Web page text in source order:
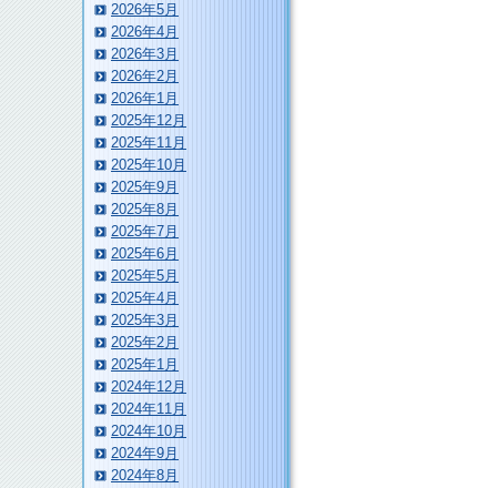
2026年5月
2026年4月
2026年3月
2026年2月
2026年1月
2025年12月
2025年11月
2025年10月
2025年9月
2025年8月
2025年7月
2025年6月
2025年5月
2025年4月
2025年3月
2025年2月
2025年1月
2024年12月
2024年11月
2024年10月
2024年9月
2024年8月